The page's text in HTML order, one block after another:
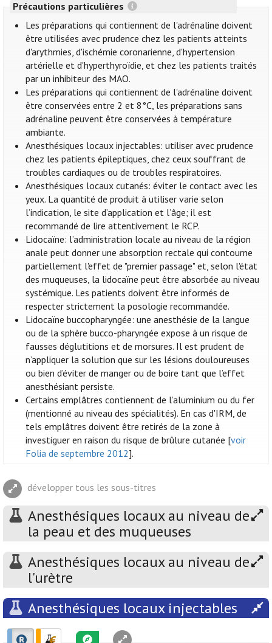
Précautions particulières
Les préparations qui contiennent de l'adrénaline doivent
être utilisées avec prudence chez les patients atteints
d'arythmies, d'ischémie coronarienne, d'hypertension
artérielle et d'hyperthyroïdie, et chez les patients traités
par un inhibiteur des MAO.
Les préparations qui contiennent de l'adrénaline doivent
être conservées entre 2 et 8°C, les préparations sans
adrénaline peuvent être conservées à température
ambiante.
Anesthésiques locaux injectables: utiliser avec prudence
chez les patients épileptiques, chez ceux souffrant de
troubles cardiaques ou de troubles respiratoires.
Anesthésiques locaux cutanés: éviter le contact avec les
yeux. La quantité de produit à utiliser varie selon
l’indication, le site d’application et l’âge; il est
recommandé de lire attentivement le RCP.
Lidocaïne: l’administration locale au niveau de la région
anale peut donner une absorption rectale qui contourne
partiellement l'effet de "premier passage" et, selon l'état
des muqueuses, la lidocaïne peut être absorbée au niveau
systémique. Les patients doivent être informés de
respecter strictement la posologie recommandée.
Lidocaïne buccopharyngée: une anesthésie de la langue
ou de la sphère bucco-pharyngée expose à un risque de
fausses déglutitions et de morsures. Il est prudent de
n’appliquer la solution que sur les lésions douloureuses
ou bien d’éviter de manger ou de boire tant que l’effet
anesthésiant persiste.
Certains emplâtres contiennent de l’aluminium ou du fer
(mentionné au niveau des spécialités). En cas d'IRM, de
tels emplâtres doivent être retirés de la zone à
investiguer en raison du risque de brûlure cutanée [voir
Folia de septembre 2012].
développer tous les sous-titres
Anesthésiques locaux au niveau de
la peau et des muqueuses
Anesthésiques locaux au niveau de
l'urètre
Anesthésiques locaux injectables